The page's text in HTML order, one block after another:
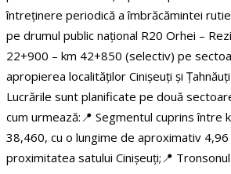
întreținere periodică a îmbrăcămintei
pe drumul public național R20 Orhei –
22+900 – km 42+850 (selectiv) pe
apropierea localităților Cinișeuți și
Lucrările sunt planificate pe două
cum urmează:📍 Segmentul cuprins între
38,460, cu o lungime de aproximativ 4,96
proximitatea satului Cinișeuți;📍